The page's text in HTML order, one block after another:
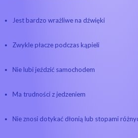
Jest bardzo wrażliwe na dźwięki
Zwykle płacze podczas kąpieli
Nie lubi jeździć samochodem
Ma trudności z jedzeniem
Nie znosi dotykać dłonią lub stopami